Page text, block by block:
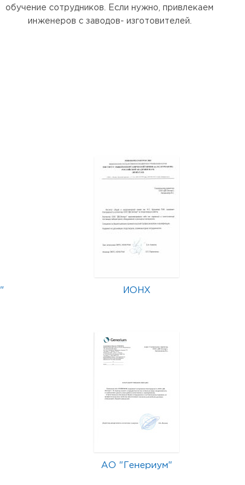
обучение сотрудников. Если нужно, привлекаем
инженеров с заводов- изготовителей.
ИОНХ
АО "Генериум"